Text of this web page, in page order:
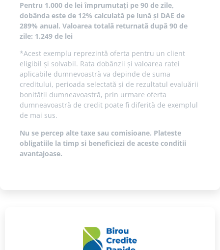
Pentru 1.000 de lei împrumutați pe 90 de zile,
dobânda este de 12% calculată pe lună și DAE de
289% anual. Valoarea totală returnată după 90 de
zile: 1.249 de lei
*Acest exemplu reprezintă oferta pentru un client
eligibil și solvabil. Rata dobânzii și valoarea ratei
aplicabile dumnevoastră va depinde de suma
creditului, perioada selectată și de rezultatul evaluării
bonității dumneavoastră, prin urmare oferta
dumneavoastră de credit poate fi diferită de exemplul
de mai sus.
Nu se percep alte taxe sau comisioane. Plateste
obligatiile la timp si beneficiezi de aceste conditii
avantajoase.